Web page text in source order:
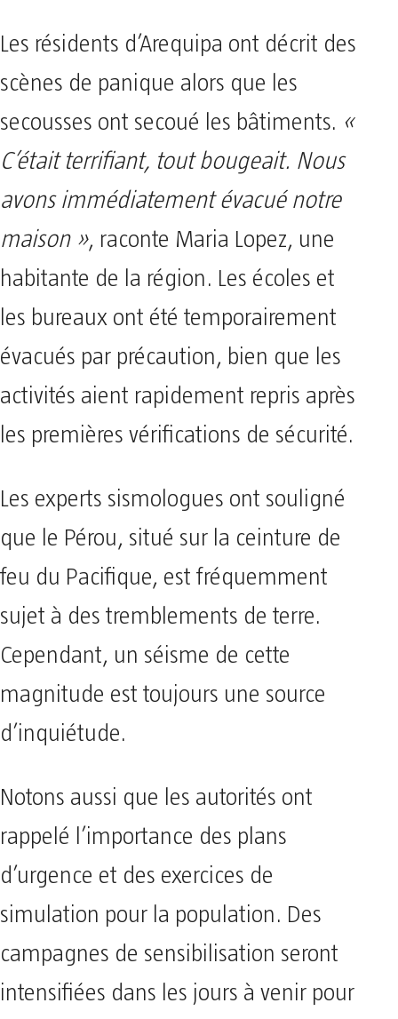
Les résidents d’Arequipa ont décrit des
scènes de panique alors que les
secousses ont secoué les bâtiments. «
C’était terrifiant, tout bougeait. Nous
avons immédiatement évacué notre
maison », raconte Maria Lopez, une
habitante de la région. Les écoles et
les bureaux ont été temporairement
évacués par précaution, bien que les
activités aient rapidement repris après
les premières vérifications de sécurité.
Les experts sismologues ont souligné
que le Pérou, situé sur la ceinture de
feu du Pacifique, est fréquemment
sujet à des tremblements de terre.
Cependant, un séisme de cette
magnitude est toujours une source
d’inquiétude.
Notons aussi que les autorités ont
rappelé l’importance des plans
d’urgence et des exercices de
simulation pour la population. Des
campagnes de sensibilisation seront
intensifiées dans les jours à venir pour